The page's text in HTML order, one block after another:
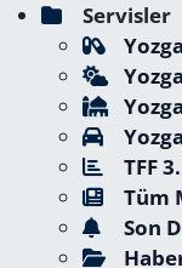
Servisler
TFF
Tüm
Son